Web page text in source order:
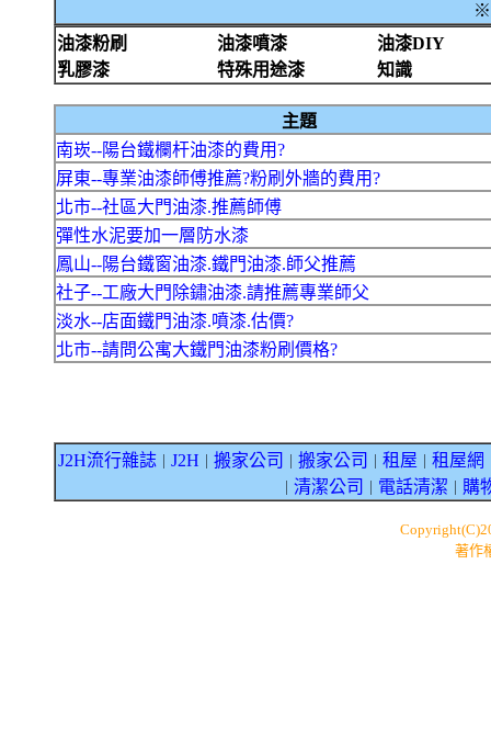
※
油漆粉刷
油漆噴漆
油漆DIY
乳膠漆
特殊用途漆 知識
主題
南崁--陽台鐵欄杆油漆的費用?
屏東--專業油漆師傅推薦?粉刷外牆的費用?
北市--社區大門油漆.推薦師傅
彈性水泥要加一層防水漆
鳳山--陽台鐵窗油漆.鐵門油漆.師父推薦
社子--工廠大門除鏽油漆.請推薦專業師父
淡水--店面鐵門油漆.噴漆.估價?
北市--請問公寓大鐵門油漆粉刷價格?
J2H流行雜誌 J2H 搬家公司 搬家公司 租屋 租屋網
清潔公司 電話清潔 購
著作